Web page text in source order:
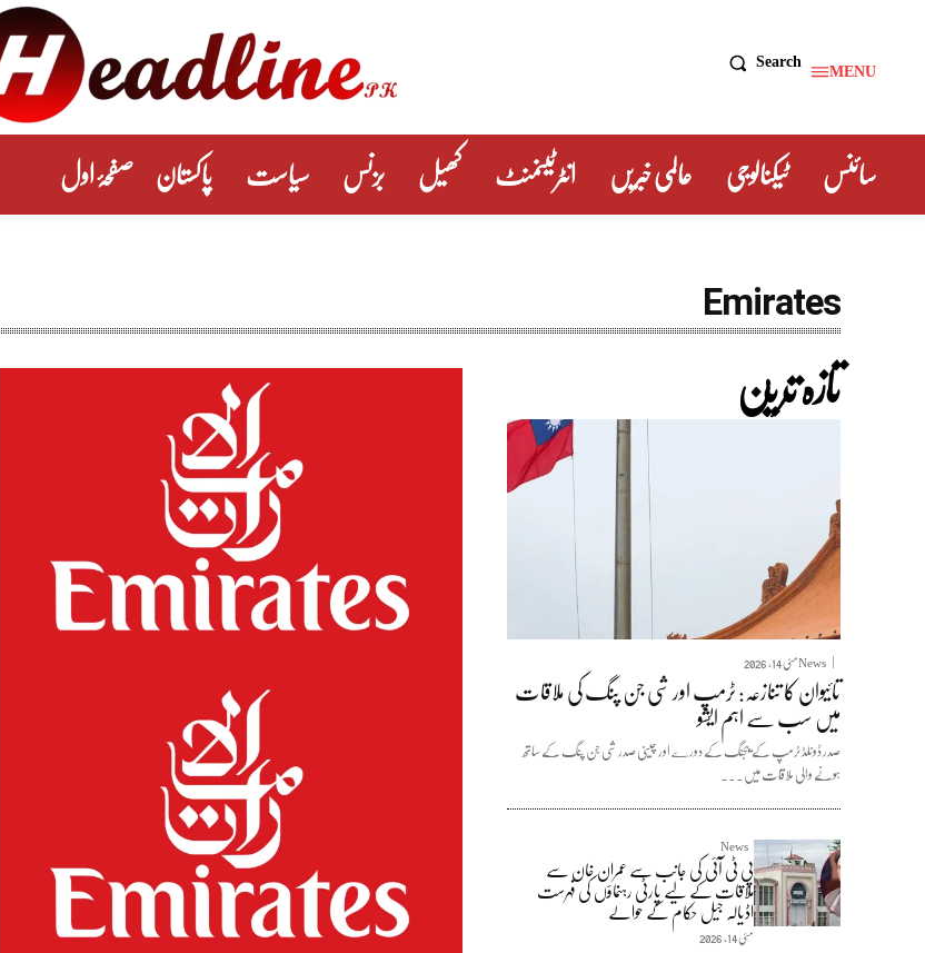
MENU
Search
سائنس ٹیکنالوجی عالمی خبریں انٹرٹینمنٹ کھیل بزنس سیاست پاکستان صفحۂ اول
Emirates
تازہ ترین
Newsمئی 14, 2026
تائیوان کا تنازعہ: ٹرمپ اور شی جن پنگ کی ملاقات
میں سب سے اہم ایشو
صدر ڈونلڈ ٹرمپ کے بیجنگ کے دورے اور چینی صدر شی جن پنگ کے ساتھ
ہونے والی ملاقات میں...
News
پی ٹی آئی کی جانب سے عمران خان سے
ملاقات کے لیے پارٹی رہنماؤں کی فہرست
اڈیالہ جیل حکام کے حوالے
مئی 14, 2026